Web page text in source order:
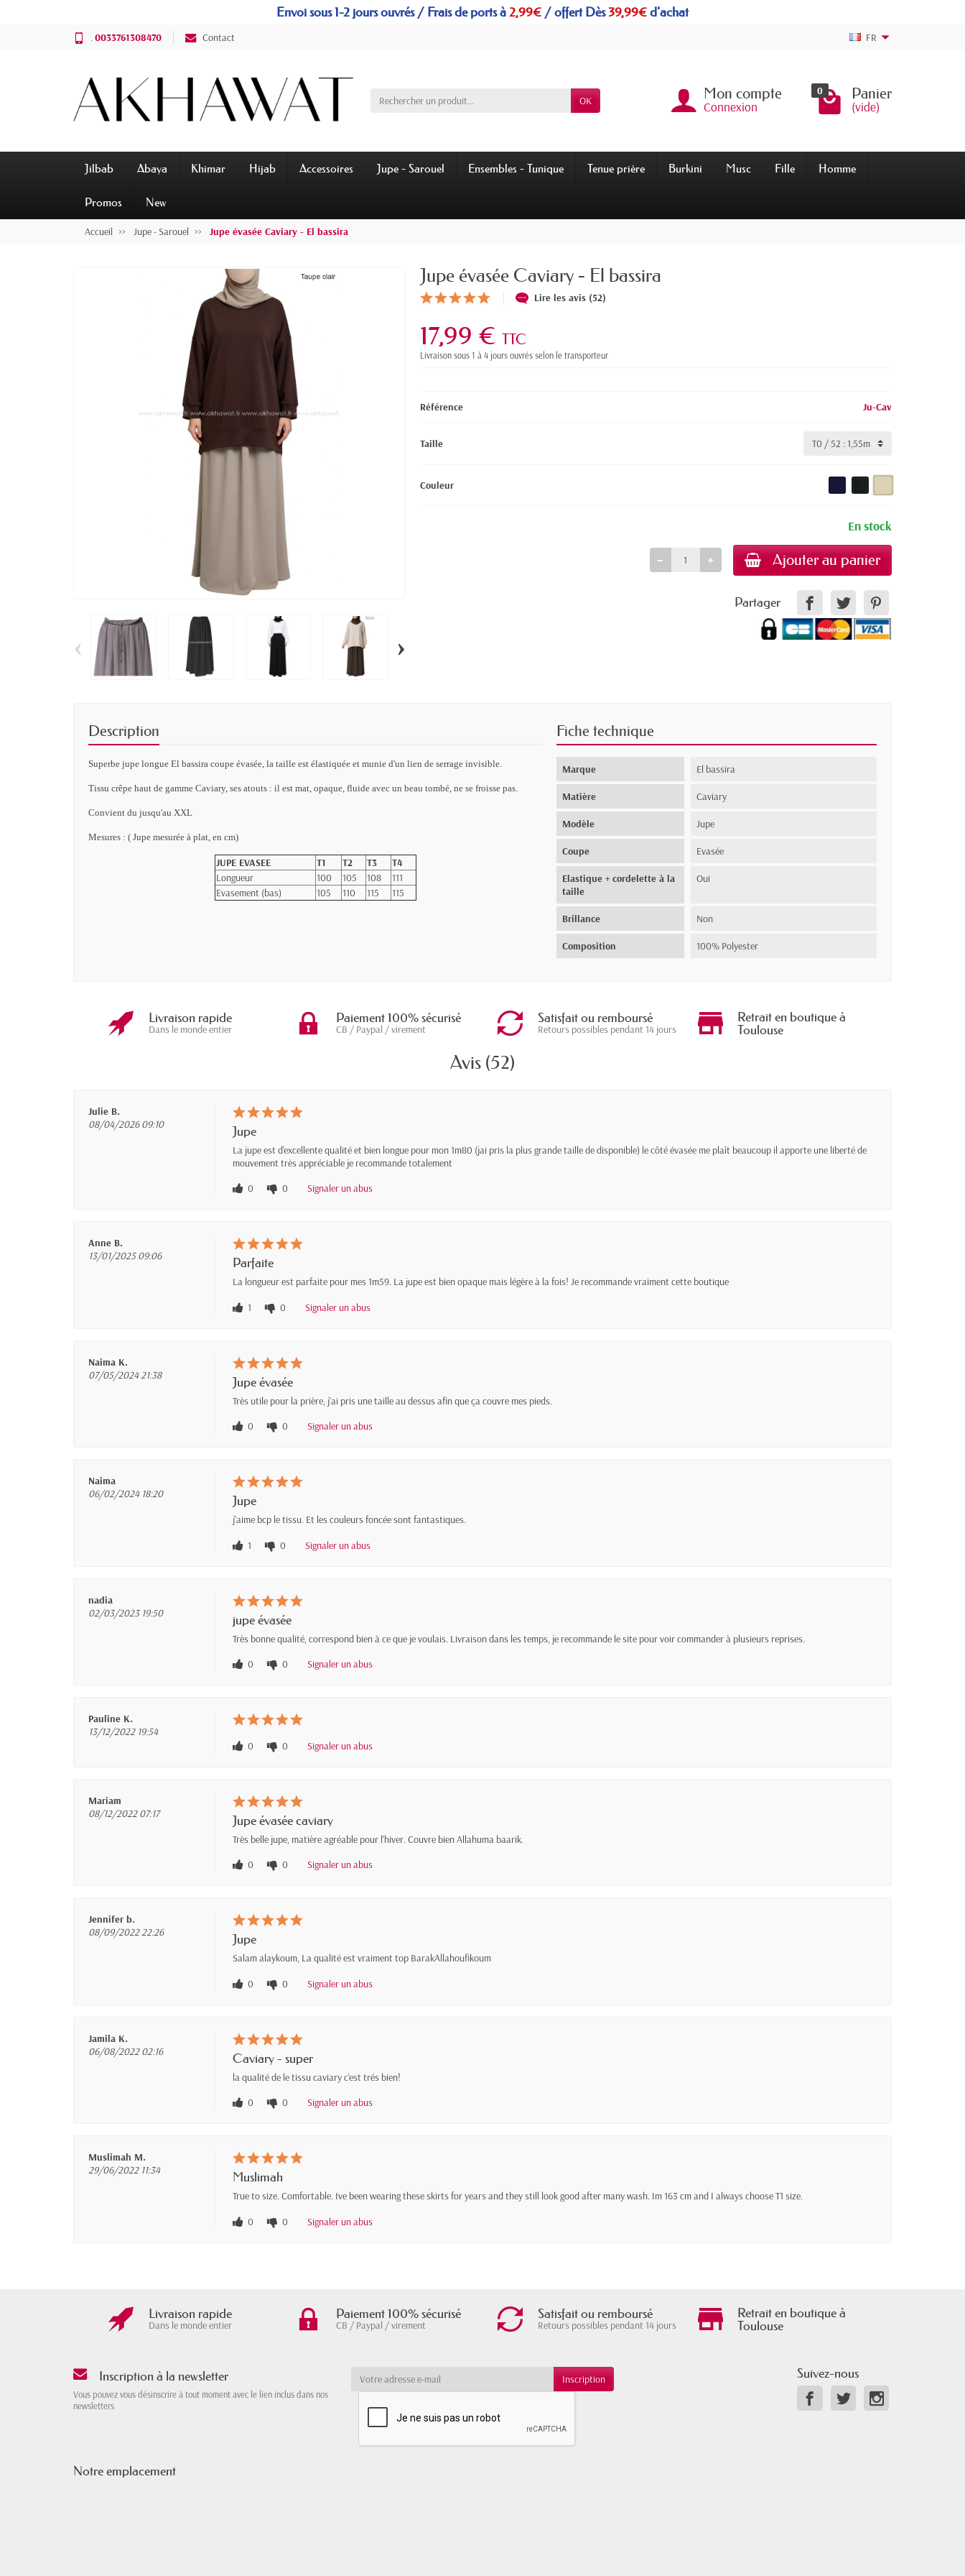
Envoi sous 1-2 jours ouvrés / Frais de ports à2,99€ /offert Dès39,99€d'achat
. 0033761308470 Contact FR
OK Mon compte
Connexion
0 Panier
(vide)
Jilbab Abaya Khimar Hijab Accessoires Jupe - Sarouel Ensembles - Tunique Tenue prière Burkini Musc Fille Homme
Promos New
Accueil Jupe - Sarouel Jupe évasée Caviary - El bassira
‹ ›
Jupe évasée Caviary - El bassira
Lire les avis (52)
17,99 €TTC
Livraison sous 1 à 4 jours ouvrés selon le transporteur
Référence Ju-Cav
Taille
Couleur
En stock
Ajouter au panier
Partager
Description
Superbe jupe longue El bassira coupe évasée , la taille est élastiquée et munie d'un lien de serrage invisible.
Tissu crêpe haut de gamme Caviary, ses atouts : il est mat, opaque, fluide avec un beau tombé, ne se froisse pas.
Convient du jusqu'au XXL
Mesures : ( Jupe mesurée à plat, en cm)
JUPE EVASEE T1 T2 T3
T4
Longueur
100 105 108
111
Evasement (bas)
105 110 115 115
Fiche technique
Marque El bassira
Matière Caviary
Modèle Jupe
Coupe Evasée
Elastique + cordelette à la
taille
Oui
Brillance Non
Composition 100% Polyester
Livraison rapide
Dans le monde entier
Paiement 100% sécurisé
CB / Paypal / virement
Satisfait ou remboursé
Retours possibles pendant 14 jours
Retrait en boutique à
Toulouse
Avis (52)
Julie B.
08/04/2026 09:10
Jupe
La jupe est d'excellente qualité et bien longue pour mon 1m80 (jai pris la plus grande taille de disponible) le côté évasée me plaît beaucoup il apporte une liberté de
mouvement très appréciable je recommande totalement
0
0 Signaler un abus
Anne B.
13/01/2025 09:06
Parfaite
La longueur est parfaite pour mes 1m59. La jupe est bien opaque mais légère à la fois! Je recommande vraiment cette boutique
1
0 Signaler un abus
Naima K.
07/05/2024 21:38
Jupe évasée
Très utile pour la prière, j'ai pris une taille au dessus afin que ça couvre mes pieds.
0
0 Signaler un abus
Naima
06/02/2024 18:20
Jupe
j'aime bcp le tissu. Et les couleurs foncée sont fantastiques.
1
0 Signaler un abus
nadia
02/03/2023 19:50
jupe évasée
Très bonne qualité, correspond bien à ce que je voulais. Livraison dans les temps, je recommande le site pour voir commander à plusieurs reprises.
0
0 Signaler un abus
Pauline K.
13/12/2022 19:54
0
0 Signaler un abus
Mariam
08/12/2022 07:17
Jupe évasée caviary
Très belle jupe, matière agréable pour l'hiver. Couvre bien Allahuma baarik.
0
0 Signaler un abus
Jennifer b.
08/09/2022 22:26
Jupe
Salam alaykoum, La qualité est vraiment top BarakAllahoufikoum
0
0 Signaler un abus
Jamila K.
06/08/2022 02:16
Caviary - super
la qualité de le tissu caviary c'est trés bien!
0
0 Signaler un abus
Muslimah M.
29/06/2022 11:34
Muslimah
True to size. Comfortable. Ive been wearing these skirts for years and they still look good after many wash. Im 163 cm and I always choose T1 size.
0
0 Signaler un abus
Livraison rapide
Dans le monde entier
Paiement 100% sécurisé
CB / Paypal / virement
Satisfait ou remboursé
Retours possibles pendant 14 jours
Retrait en boutique à
Toulouse
Inscription à la newsletter
Vous pouvez vous désinscrire à tout moment avec le lien inclus dans nos
newsletters
Suivez-nous
Notre emplacement